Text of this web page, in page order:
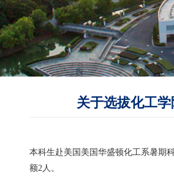
关于选拔化工
本科生赴美国美国华盛顿化工系暑期
额2人。